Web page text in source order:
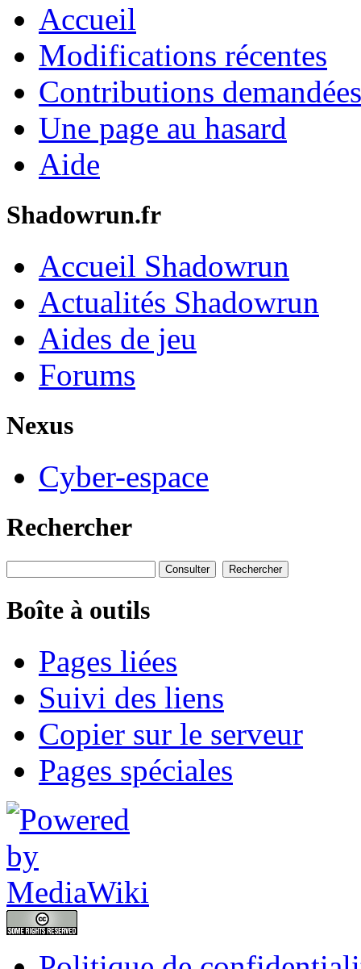
Accueil
Modifications récentes
Contributions
Une page au hasard
Aide
Shadowrun.fr
Accueil Shadowrun
Actualités Shadowrun
Aides de jeu
Forums
Nexus
Cyber-espace
Rechercher
Boîte à outils
Pages liées
Suivi des liens
Copier sur le serveur
Pages spéciales